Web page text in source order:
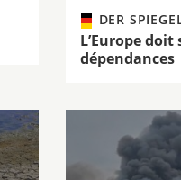
DER
L’Europe
dépendances